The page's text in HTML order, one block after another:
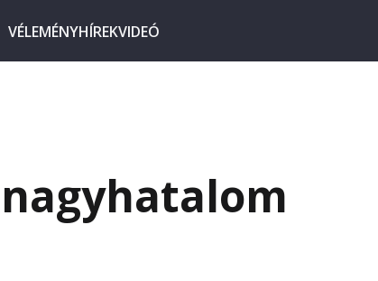
VÉLEMÉNYHÍREKVIDEÓ